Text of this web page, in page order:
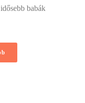
babák